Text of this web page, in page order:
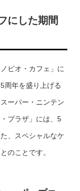
にした期間
ピオ・カフェ」に
周年を盛り上げる
ーパー・ニンテン
プラザ」には、5
、スペシャルなケ
のことです。